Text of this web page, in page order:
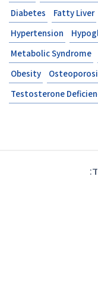
Diabetes
Fatty Liver
Hypertension
Metabolic Syndrome
Obesity
Testosterone